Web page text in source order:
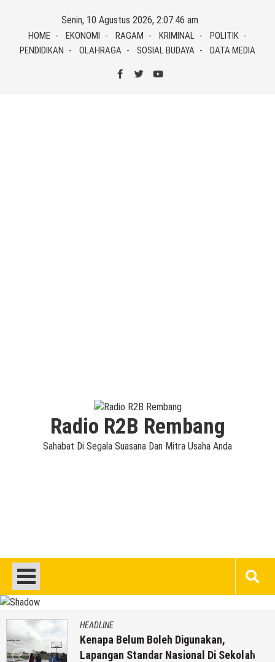
content
Senin, 10 Agustus 2026, 2:07:46 am
HOME EKONOMI RAGAM KRIMINAL
POLITIK
PENDIDIKAN
OLAHRAGA SOSIAL BUDAYA DATA MEDIA
Radio R2B Rembang
Sahabat Di Segala Suasana Dan Mitra Usaha Anda
HEADLINE
Kenapa Belum Boleh Digunakan,
Lapangan Standar Nasional Di Sekolah